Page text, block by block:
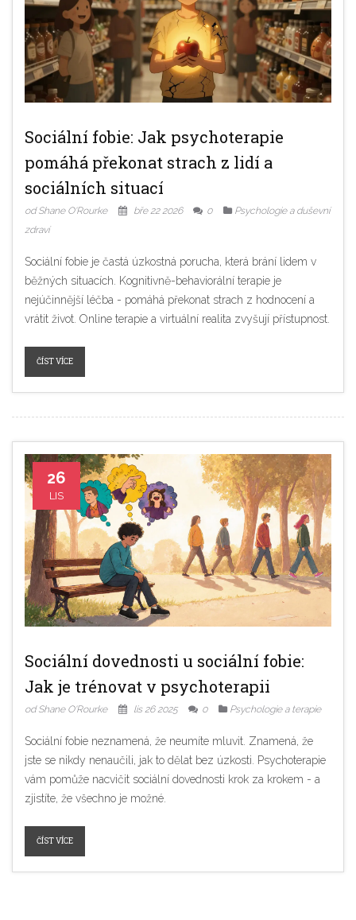
Sociální fobie: Jak psychoterapie
pomáhá překonat strach z lidí a
sociálních situací
od Shane O'Rourke bře 22 2026 0
Psychologie a duševní
zdraví
Sociální fobie je častá úzkostná porucha, která brání lidem v
běžných situacích. Kognitivně-behaviorální terapie je
nejúčinnější léčba - pomáhá překonat strach z hodnocení a
vrátit život. Online terapie a virtuální realita zvyšují přístupnost.
ČÍST VÍCE
26
LIS
Sociální dovednosti u sociální fobie:
Jak je trénovat v psychoterapii
od Shane O'Rourke lis 26 2025 0 Psychologie a terapie
Sociální fobie neznamená, že neumíte mluvit. Znamená, že
jste se nikdy nenaučili, jak to dělat bez úzkosti. Psychoterapie
vám pomůže nacvičit sociální dovednosti krok za krokem - a
zjistíte, že všechno je možné.
ČÍST VÍCE